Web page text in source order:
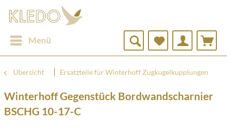
Menü
Übersicht Ersatzteile für Winterhoff Zugkugelkupplungen
Winterhoff Gegenstück Bordwandscharnier
BSCHG 10-17-C